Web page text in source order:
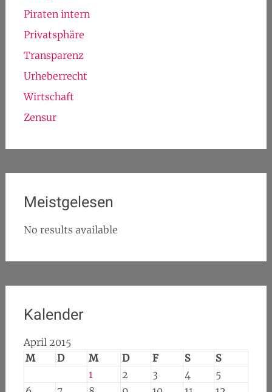
Piraten intern
Privatsphäre
Transparenz
Urheberrecht
Wirtschaft
Zensur
Meistgelesen
No results available
Kalender
April 2015
M
D M D F S
S
1
2 3 4
5